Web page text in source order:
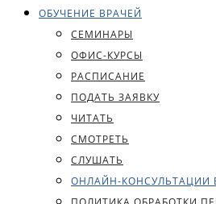
ОБУЧЕНИЕ ВРАЧЕЙ
СЕМИНАРЫ
ОФИС-КУРСЫ
РАСПИСАНИЕ
ПОДАТЬ ЗАЯВКУ
ЧИТАТЬ
СМОТРЕТЬ
СЛУШАТЬ
ОНЛАЙН-КОНСУЛЬТАЦИИ